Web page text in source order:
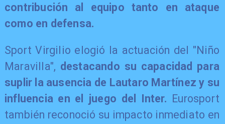
contribución al equipo tanto en ataque
como en defensa.
Sport Virgilio elogió la actuación del "Niño
Maravilla", destacando su capacidad para
suplir la ausencia de Lautaro Martínez y su
influencia en el juego del Inter. Eurosport
también reconoció su impacto inmediato en